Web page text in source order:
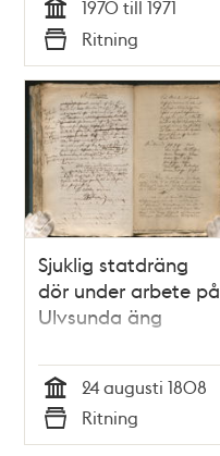
Tid
1970 till 1971
Typ
Ritning
Sjuklig statdräng
dör under arbete på
Ulvsunda äng
Tid
24 augusti 1808
Typ
Ritning